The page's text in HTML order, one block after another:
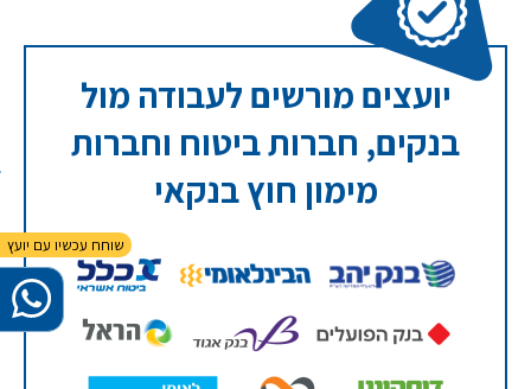
יועצים מורשים לעבודה מול
בנקים, חברות ביטוח וחברות
מימון חוץ בנקאי